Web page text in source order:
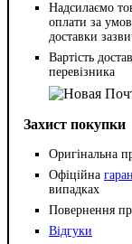
Надсилаємо
оплати за
доставки
Вартість
перевізника
Захист покупки
Оригінальна
Офіційна
випадках
Повернення
Відгуки